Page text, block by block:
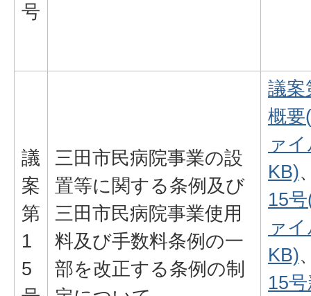
号
議
案
第
1
5
三田市民病院事業の設
置等に関する条例及び
三田市民病院事業使用
料及び手数料条例の一
部を改正する条例の制
議案
概要
ァ
KB)
15
ァ
KB)
15